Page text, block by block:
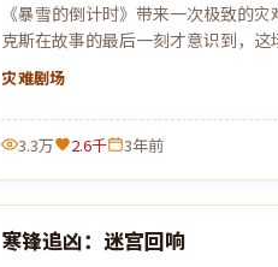
《暴雪的倒计时》带来一次极致的
克斯在故事的最后一刻才意识到，这
就是为自己设下的一个局。
灾难剧场
3.3万 2.6千 3年前
最新
寒锋追凶：迷宫回响